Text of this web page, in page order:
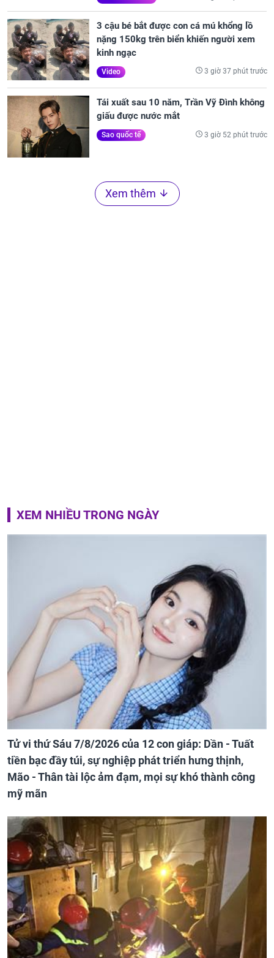
3 cậu bé bắt được con cá mú khổng lồ
nặng 150kg trên biển khiến người xem
kinh ngạc
Video 3 giờ 37 phút trước
Tái xuất sau 10 năm, Trần Vỹ Đình không
giấu được nước mắt
Sao quốc tế 3 giờ 52 phút trước
Xem thêm
XEM NHIỀU TRONG NGÀY
Tử vi thứ Sáu 7/8/2026 của 12 con giáp: Dần - Tuất
tiền bạc đầy túi, sự nghiệp phát triển hưng thịnh,
Mão - Thân tài lộc ảm đạm, mọi sự khó thành công
mỹ mãn